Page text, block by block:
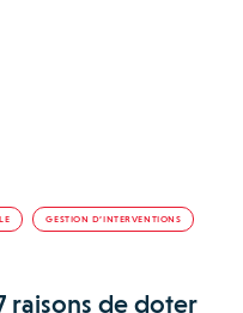
GESTION D’INTERVENTIONS
raisons de doter